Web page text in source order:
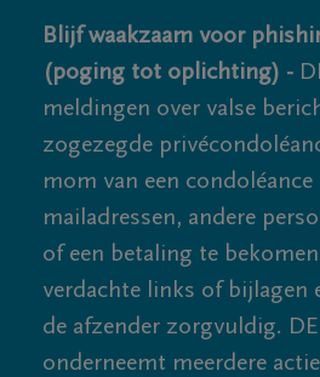
Blijf waakzaam voor
(poging tot oplichting) -
meldingen over valse
zogezegde
mom van een
mailadressen, andere
of een betaling te
verdachte links of bijlagen
de afzender zorgvuldig.
onderneemt meerdere